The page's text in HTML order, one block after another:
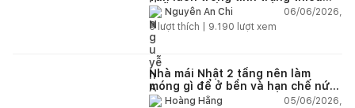
chỗ chứa đồ?
Nguyễn An Chi
06/06/2026,
5lượt thích | 9.190 lượt xem
Nhà mái Nhật 2 tầng nên làm
móng gì để ở bền và hạn chế nứt
lún?Hoàng Hằng
05/06/2026,